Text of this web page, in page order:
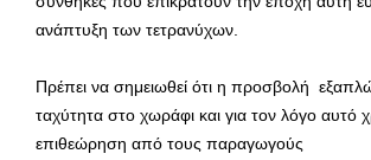
ανάπτυξη των τετρανύχων.
Πρέπει να σημειωθεί ότι η προσβολή
ταχύτητα στο χωράφι και για τον λόγο αυτό
επιθεώρηση από τους παραγωγούς